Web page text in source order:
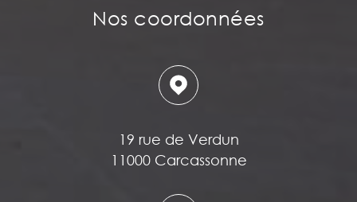
Nos coordonnées
19 rue de Verdun
11000 Carcassonne